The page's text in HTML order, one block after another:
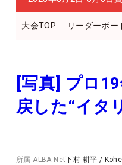
大会TOP リーダーボー
[写真] プロ
戻した“イタ
所属ALBA Net下村 耕平 /